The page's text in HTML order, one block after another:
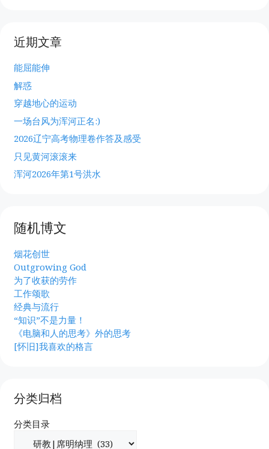
近期文章
能屈能伸
解惑
穿越地心的运动
一场台风为浑河正名:)
2026辽宁高考物理卷作答及感受
只见黄河滚滚来
浑河2026年第1号洪水
随机博文
烟花创世
Outgrowing God
为了收获的劳作
工作颂歌
经典与流行
“知识”不是力量！
《电脑和人的思考》外的思考
[怀旧]我喜欢的格言
分类归档
分类目录